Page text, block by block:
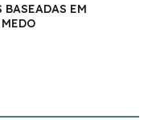
BASEADAS EM